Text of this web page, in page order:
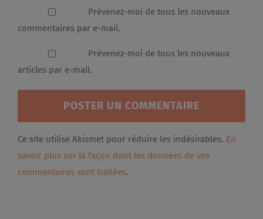
Prévenez-moi de tous les nouveaux
commentaires par e-mail.
Prévenez-moi de tous les nouveaux
articles par e-mail.
Ce site utilise Akismet pour réduire les indésirables. En
savoir plus sur la façon dont les données de vos
commentaires sont traitées.